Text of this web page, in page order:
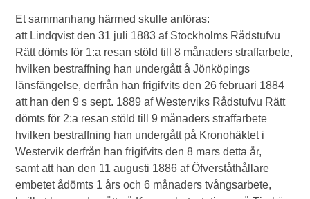
Et sammanhang härmed skulle anföras:
att Lindqvist den 31 juli 1883 af Stockholms Rådstufvu
Rätt dömts för 1:a resan stöld till 8 månaders straffarbete,
hvilken bestraffning han undergått å Jönköpings
länsfängelse, derfrån han frigifvits den 26 februari 1884
att han den 9 s sept. 1889 af Westerviks Rådstufvu Rätt
dömts för 2:a resan stöld till 9 månaders straffarbete
hvilken bestraffning han undergått på Kronohäktet i
Westervik derfrån han frigifvits den 8 mars detta år,
samt att han den 11 augusti 1886 af Öfverståthållare
embetet ådömts 1 års och 6 månaders tvångsarbete,